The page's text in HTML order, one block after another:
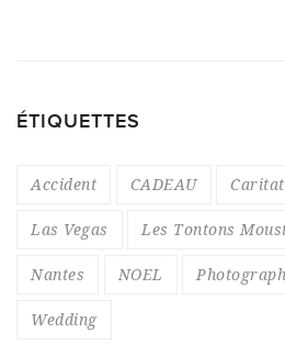
ÉTIQUETTES
Accident CADEAU
Las Vegas Les Tontons
Nantes NOEL
Wedding